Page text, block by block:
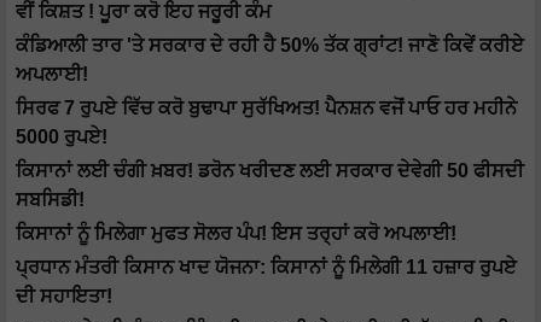
ਵੀਂ ਕਿਸ਼ਤ ! ਪੂਰਾ ਕਰੋ ਇਹ ਜਰੂਰੀ ਕੰਮ
ਕੰਡਿਆਲੀ ਤਾਰ 'ਤੇ ਸਰਕਾਰ ਦੇ ਰਹੀ ਹੈ 50% ਤੱਕ ਗ੍ਰਾਂਟ! ਜਾਣੋ ਕਿਵੇਂ ਕਰੀਏ
ਅਪਲਾਈ!
ਸਿਰਫ 7 ਰੁਪਏ ਵਿੱਚ ਕਰੋ ਬੁਢਾਪਾ ਸੁਰੱਖਿਅਤ! ਪੈਨਸ਼ਨ ਵਜੋਂ ਪਾਓ ਹਰ ਮਹੀਨੇ
5000 ਰੁਪਏ!
ਕਿਸਾਨਾਂ ਲਈ ਚੰਗੀ ਖ਼ਬਰ! ਡਰੋਨ ਖਰੀਦਣ ਲਈ ਸਰਕਾਰ ਦੇਵੇਗੀ 50 ਫੀਸਦੀ
ਸਬਸਿਡੀ!
ਕਿਸਾਨਾਂ ਨੂੰ ਮਿਲੇਗਾ ਮੁਫਤ ਸੋਲਰ ਪੰਪ! ਇਸ ਤਰ੍ਹਾਂ ਕਰੋ ਅਪਲਾਈ!
ਪ੍ਰਧਾਨ ਮੰਤਰੀ ਕਿਸਾਨ ਖਾਦ ਯੋਜਨਾ: ਕਿਸਾਨਾਂ ਨੂੰ ਮਿਲੇਗੀ 11 ਹਜ਼ਾਰ ਰੁਪਏ
ਦੀ ਸਹਾਇਤਾ!